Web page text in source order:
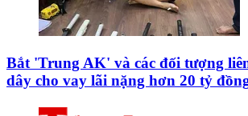
Bắt 'Trung AK' và các đối tượng
dây cho vay lãi nặng hơn 20 tỷ